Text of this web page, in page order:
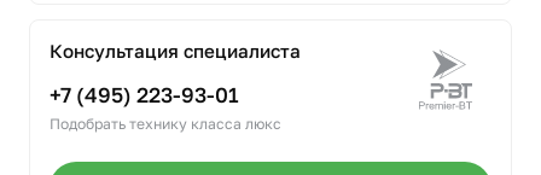
Консультация специалиста
+7 (495) 223-93-01
Подобрать технику класса люкс